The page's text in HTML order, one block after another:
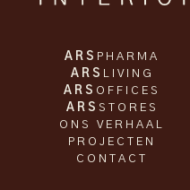
ARS PHARMA
ARS LIVING
ARS OFFICES
ARS STORES
ONS VERHAAL
PROJECTEN
CONTACT